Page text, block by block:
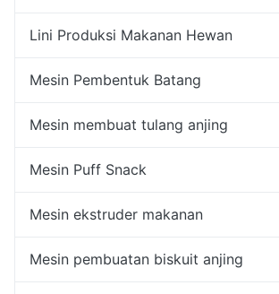
Lini Produksi Makanan Hewan
Mesin Pembentuk Batang
Mesin membuat tulang anjing
Mesin Puff Snack
Mesin ekstruder makanan
Mesin pembuatan biskuit anjing